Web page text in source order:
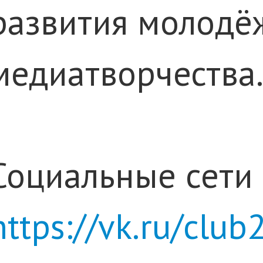
сети
vk.ru/